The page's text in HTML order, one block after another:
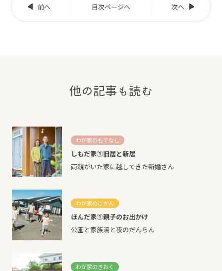
前へ 目次ページへ 次へ
他の記事も読む
わが家のもてなし
しもだ家①旧居と新居
両親がいた家に越してきた新婚さん
わが家のじかん
ほんだ家①親子のお出かけ
公園と家族湯と夜のだんらん
わが家のきおく